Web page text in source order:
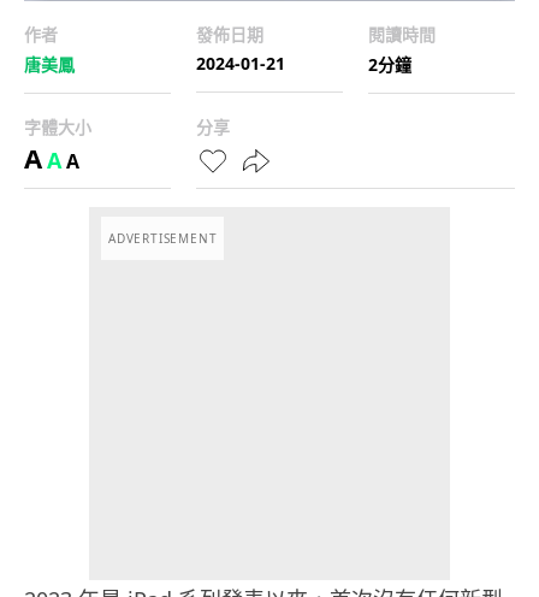
作者
唐美鳳
發佈日期
2024-01-21
閱讀時間
2分鐘
字體大小
AAA
分享
ADVERTISEMENT